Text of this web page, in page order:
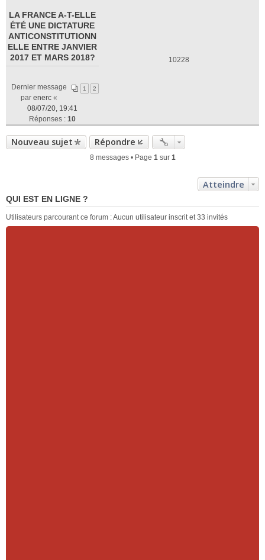
LA FRANCE A-T-ELLE
ÉTÉ UNE DICTATURE
ANTICONSTITUTIONN
ELLE ENTRE JANVIER
2017 ET MARS 2018?
1 2
Dernier message
par enerc«
08/07/20, 19:41
Réponses : 10
10228
Nouveau sujet Répondre
8 messages • Page 1sur 1
Atteindre
QUI EST EN LIGNE ?
Utilisateurs parcourant ce forum : Aucun utilisateur inscrit et 33 invités